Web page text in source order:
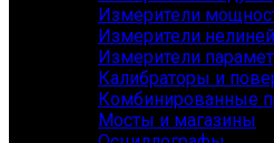
Измерители
Измерители
Измерители
Калибраторы и
Комбинированные
Мосты и магазины